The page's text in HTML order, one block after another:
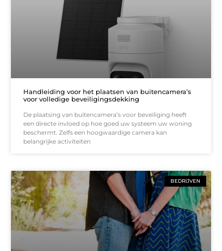
Handleiding voor het plaatsen van buitencamera’s
voor volledige beveiligingsdekking
De plaatsing van buitencamera’s voor beveiliging heeft
een directe invloed op hoe goed uw systeem uw woning
beschermt. Zelfs een hoogwaardige camera kan
belangrijke activiteiten
BEDRIJVEN